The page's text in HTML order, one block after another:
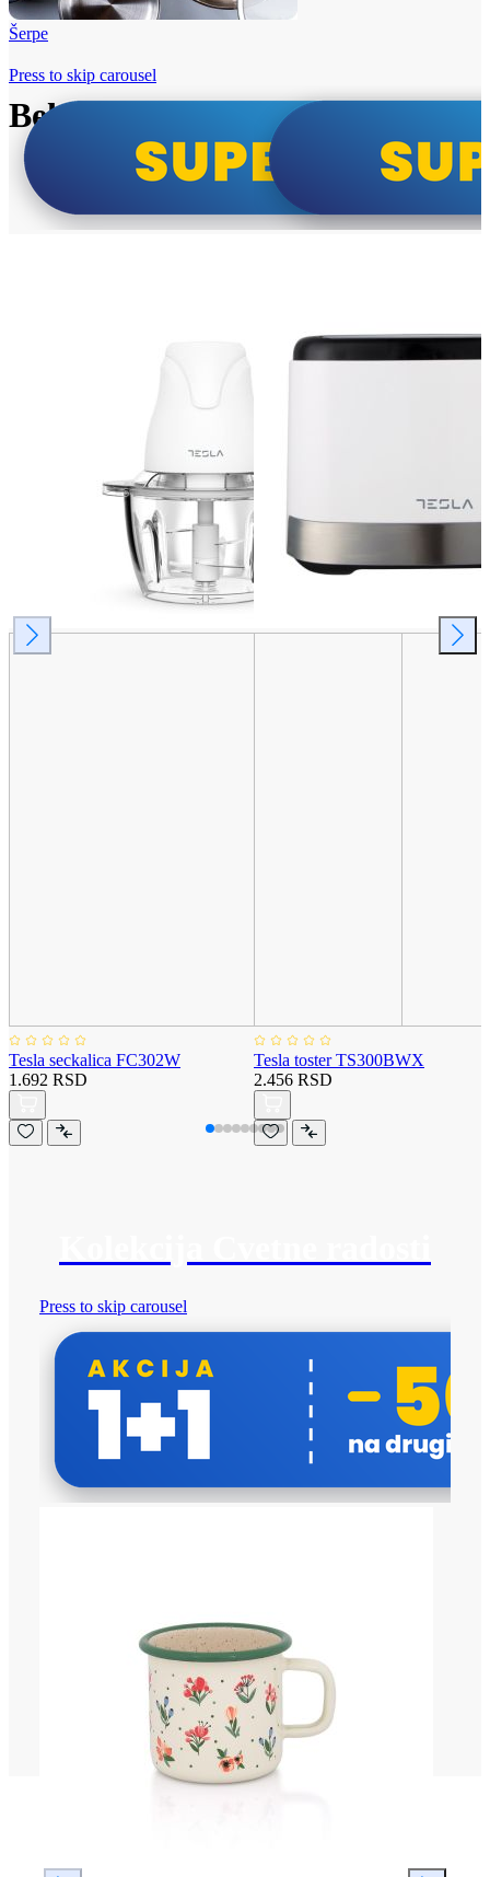
Šerpe
Beko i Tesla super cene
Press to skip carousel
Tesla seckalica FC302W
1.692 RSD
Tesla toster TS300BWX
2.456 RSD
Press to skip carousel